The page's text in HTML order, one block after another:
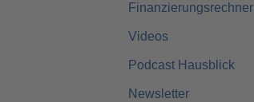
Finanzierungsrechner
Videos
Podcast Hausblick
Newsletter